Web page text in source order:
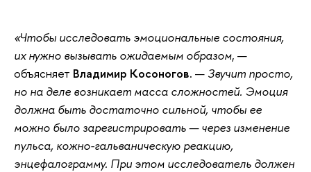
«Чтобы исследовать эмоциональные состояния,
их нужно вызывать ожидаемым образом, —
объясняет Владимир Косоногов. — Звучит просто,
но на деле возникает масса сложностей. Эмоция
должна быть достаточно сильной, чтобы ее
можно было зарегистрировать — через изменение
пульса, кожно-гальваническую реакцию,
энцефалограмму. При этом исследователь должен